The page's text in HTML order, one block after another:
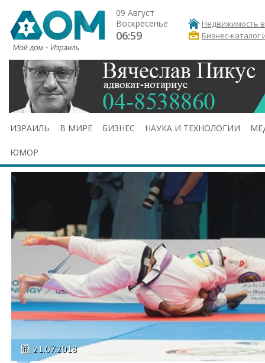
09 Август
Воскресенье
06:59
Недвижимость
Бизнес-каталог
ИЗРАИЛЬ В МИРЕ БИЗНЕС НАУКА И ТЕХНОЛОГИИ
ЮМОР
21.07.2018